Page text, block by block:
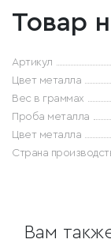
Товар
Артикул
Цвет металла
Вес в граммах
Проба металла
Цвет металла
Страна
Вам